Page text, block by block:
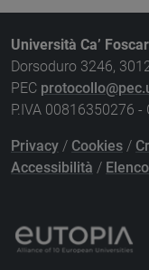
Università Ca’
Dorsoduro 3246,
PEC
P.IVA 00816350276 -
Privacy / Cookies /
Accessibilità /